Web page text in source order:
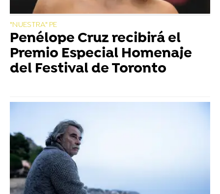
"NUESTRA" PE
Penélope Cruz recibirá el
Premio Especial Homenaje
del Festival de Toronto